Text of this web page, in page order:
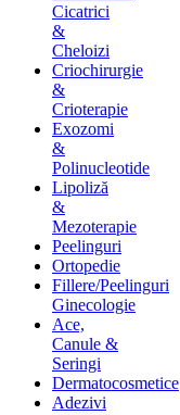
Cicatrici
&
Cheloizi
Criochirurgie
&
Crioterapie
Exozomi
&
Polinucleotide
Lipoliză
&
Mezoterapie
Peelinguri
Ortopedie
Fillere/Peelinguri
Ginecologie
Ace,
Canule &
Seringi
Dermatocosmetice
Adezivi